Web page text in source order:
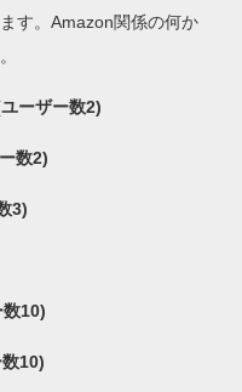
す。Amazon関係の何か
ーザー数2)
数2)
3)
10)
10)